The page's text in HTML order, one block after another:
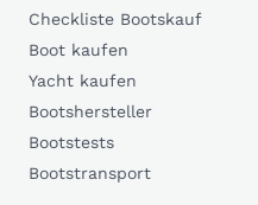
Checkliste Bootskauf
Boot kaufen
Yacht kaufen
Bootshersteller
Bootstests
Bootstransport